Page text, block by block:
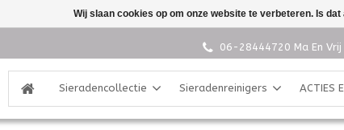
06-28444720 Ma En Vrij
Sieradencollectie Sieradenreinigers ACTIES
Wij slaan cookies op om onze website te verbeteren. Is